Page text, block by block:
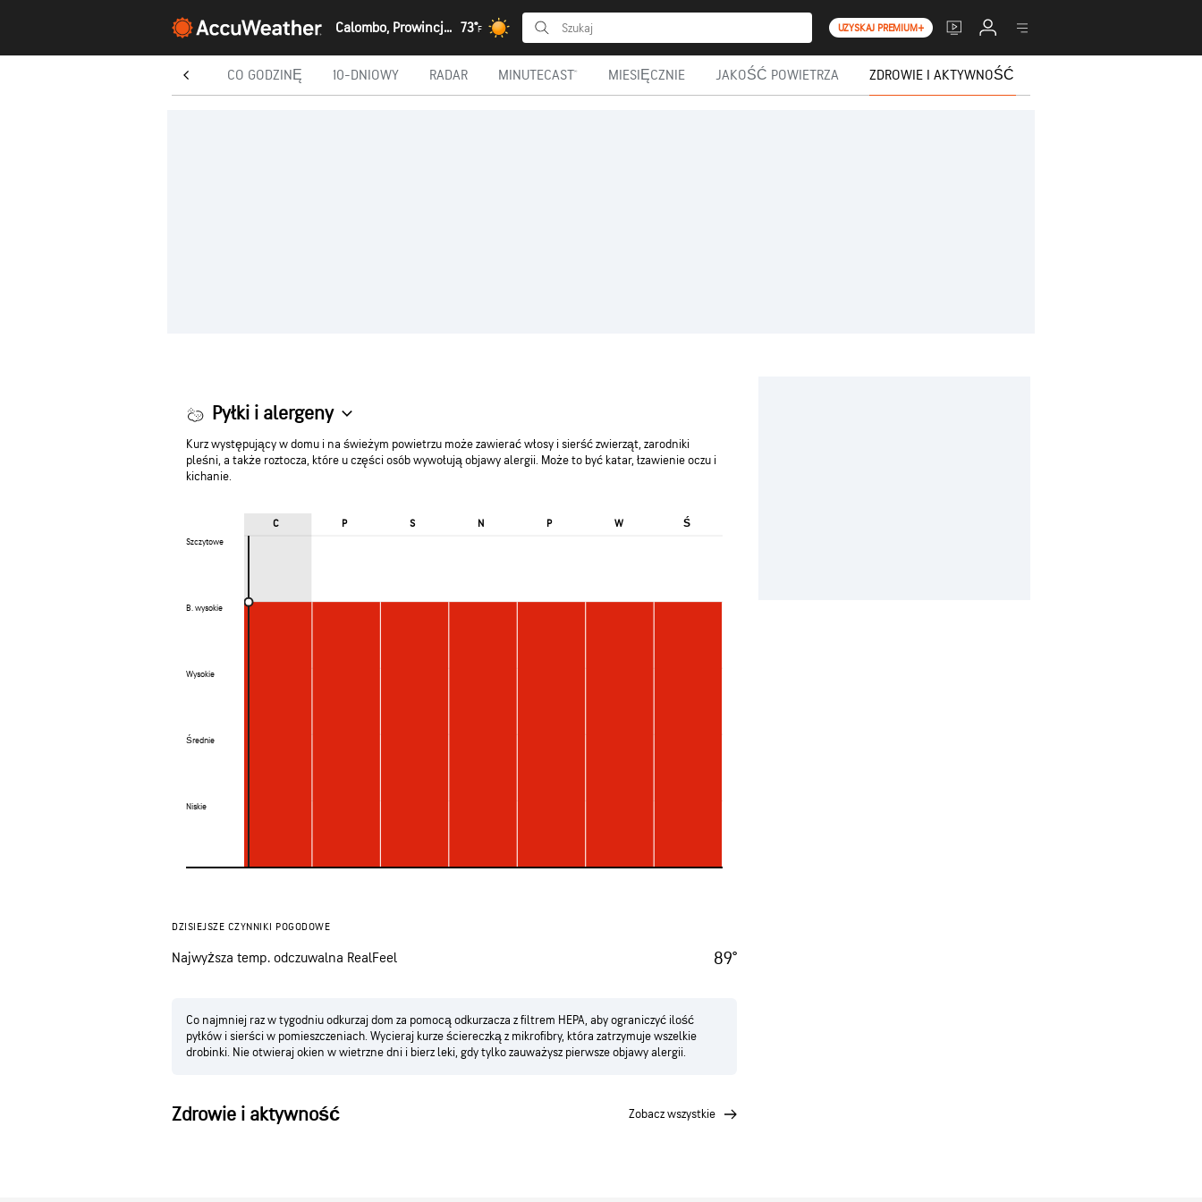
Calombo, Prowincja Moxico 73°F UZYSKAJ PREMIUM+
DZISIAJ CO GODZINĘ 10-DNIOWY RADAR MINUTECAST® MIESIĘCZNIE JAKOŚĆ POWIETRZA ZDROWIE I AKTYWNOŚĆ
Pyłki i alergeny
Kurz występujący w domu i na świeżym powietrzu może zawierać włosy i sierść zwierząt, zarodniki
pleśni, a także roztocza, które u części osób wywołują objawy alergii. Może to być katar, łzawienie oczu i
kichanie.
Szczytowe
B. wysokie
Wysokie
Średnie
Niskie
C P S N P W Ś
Szczytowe
B. wysokie
Wysokie
Średnie
Niskie
DZISIEJSZE CZYNNIKI POGODOWE
Najwyższa temp. odczuwalna RealFeel 89°
Co najmniej raz w tygodniu odkurzaj dom za pomocą odkurzacza z filtrem HEPA, aby ograniczyć ilość
pyłków i sierści w pomieszczeniach. Wycieraj kurze ściereczką z mikrofibry, która zatrzymuje wszelkie
drobinki. Nie otwieraj okien w wietrzne dni i bierz leki, gdy tylko zauważysz pierwsze objawy alergii.
Zdrowie i aktywność zobacz wszystkie